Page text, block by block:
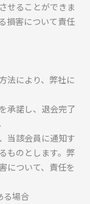
せることができま
損害について責任
法により、弊社に
承諾し、退会完了
当該会員に通知す
ものとします。弊
について、責任を
る場合